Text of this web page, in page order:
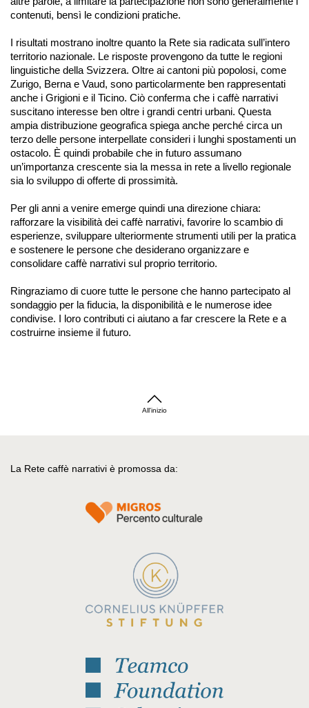
contenuti, bensì le condizioni pratiche.
I risultati mostrano inoltre quanto la Rete sia radicata sull’intero
territorio nazionale. Le risposte provengono da tutte le regioni
linguistiche della Svizzera. Oltre ai cantoni più popolosi, come
Zurigo, Berna e Vaud, sono particolarmente ben rappresentati
anche i Grigioni e il Ticino. Ciò conferma che i caffè narrativi
suscitano interesse ben oltre i grandi centri urbani. Questa
ampia distribuzione geografica spiega anche perché circa un
terzo delle persone interpellate consideri i lunghi spostamenti un
ostacolo. È quindi probabile che in futuro assumano
un’importanza crescente sia la messa in rete a livello regionale
sia lo sviluppo di offerte di prossimità.
Per gli anni a venire emerge quindi una direzione chiara:
rafforzare la visibilità dei caffè narrativi, favorire lo scambio di
esperienze, sviluppare ulteriormente strumenti utili per la pratica
e sostenere le persone che desiderano organizzare e
consolidare caffè narrativi sul proprio territorio.
Ringraziamo di cuore tutte le persone che hanno partecipato al
sondaggio per la fiducia, la disponibilità e le numerose idee
condivise. I loro contributi ci aiutano a far crescere la Rete e a
costruirne insieme il futuro.
All'inizio
La Rete caffè narrativi è promossa da: